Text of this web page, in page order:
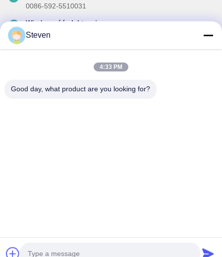
0086-592-5510031
Wiadomość elektroniczna
steven@winley-electric.com
Zapisz się do naszego biuletynu z rabatami i innymi informacjami.
Steven
4:33 PM
Good day, what product are you looking for?